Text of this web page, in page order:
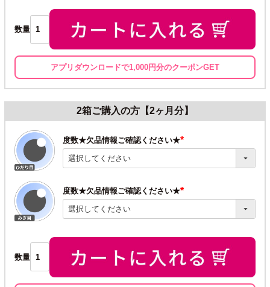
数量
アプリダウンロードで1,000円分のクーポンGET
2箱ご購入の方【2ヶ月分】
度数★欠品情報ご確認ください★
(必
度数★欠品情報ご確認ください★
(必
数量